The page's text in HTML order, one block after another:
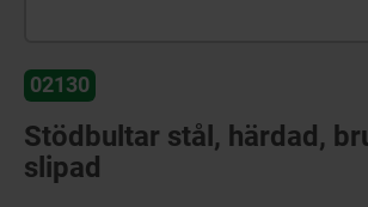
02130
Stödbultar stål, härdad,
slipad